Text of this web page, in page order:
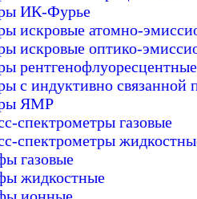
ИК-Фурье
искровые атомно-
искровые оптико-
рентгенофлуоресцентные
с индуктивно связанной
ЯМР
спектрометры газовые
спектрометры
газовые
жидкостные